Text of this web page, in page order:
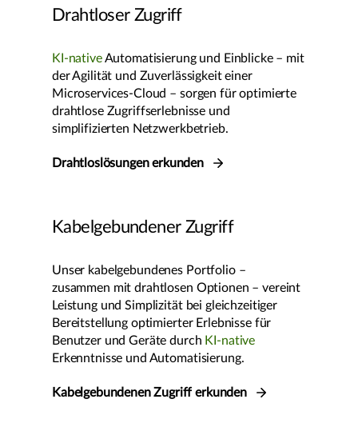
Drahtloser Zugriff
KI-nativeAutomatisierung und Einblicke – mit
der Agilität und Zuverlässigkeit einer
Microservices-Cloud – sorgen für optimierte
drahtlose Zugriffserlebnisse und
simplifizierten Netzwerkbetrieb.
Drahtloslösungen erkunden
Kabelgebundener Zugriff
Unser kabelgebundenes Portfolio –
zusammen mit drahtlosen Optionen – vereint
Leistung und Simplizität bei gleichzeitiger
Bereitstellung optimierter Erlebnisse für
Benutzer und Geräte durch KI-native
Erkenntnisse und Automatisierung.
Kabelgebundenen Zugriff erkunden